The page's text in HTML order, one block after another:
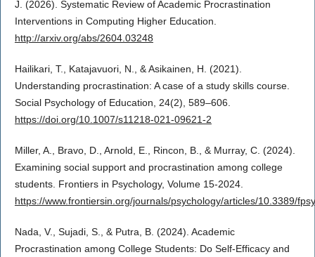
J. (2026). Systematic Review of Academic Procrastination
Interventions in Computing Higher Education.
http://arxiv.org/abs/2604.03248
Hailikari, T., Katajavuori, N., & Asikainen, H. (2021).
Understanding procrastination: A case of a study skills course.
Social Psychology of Education, 24(2), 589–606.
https://doi.org/10.1007/s11218-021-09621-2
Miller, A., Bravo, D., Arnold, E., Rincon, B., & Murray, C. (2024).
Examining social support and procrastination among college
students. Frontiers in Psychology, Volume 15-2024.
https://www.frontiersin.org/journals/psychology/articles/10.3389/
Nada, V., Sujadi, S., & Putra, B. (2024). Academic
Procrastination among College Students: Do Self-Efficacy and